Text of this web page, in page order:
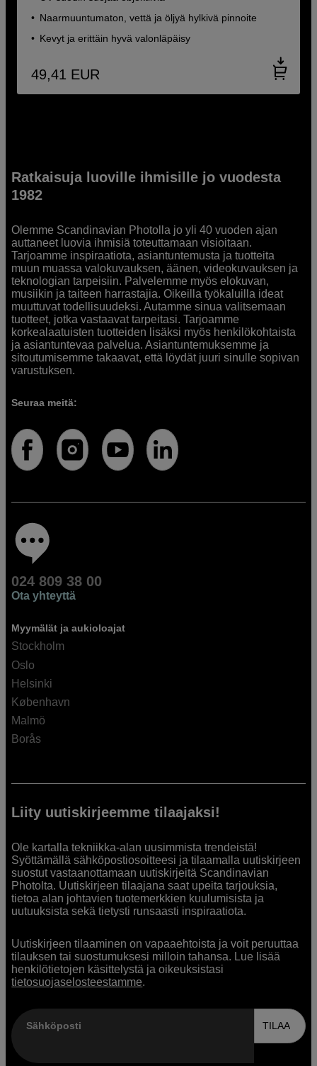
Naarmuuntumaton, vettä ja öljyä hylkivä pinnoite
Kevyt ja erittäin hyvä valonläpäisy
49,41 EUR
Ratkaisuja luoville ihmisille jo vuodesta
1982
Olemme Scandinavian Photolla jo yli 40 vuoden ajan
auttaneet luovia ihmisiä toteuttamaan visioitaan.
Tarjoamme inspiraatiota, asiantuntemusta ja tuotteita
muun muassa valokuvauksen, äänen, videokuvauksen ja
teknologian tarpeisiin. Palvelemme myös elokuvan,
musiikin ja taiteen harrastajia. Oikeilla työkaluilla ideat
muuttuvat todellisuudeksi. Autamme sinua valitsemaan
tuotteet, jotka vastaavat tarpeitasi. Tarjoamme
korkealaatuisten tuotteiden lisäksi myös henkilökohtaista
ja asiantuntevaa palvelua. Asiantuntemuksemme ja
sitoutumisemme takaavat, että löydät juuri sinulle sopivan
varustuksen.
Seuraa meitä:
024 809 38 00
Ota yhteyttä
Myymälät ja aukioloajat
Stockholm
Oslo
Helsinki
København
Malmö
Borås
Liity uutiskirjeemme tilaajaksi!
Ole kartalla tekniikka-alan uusimmista trendeistä!
Syöttämällä sähköpostiosoitteesi ja tilaamalla uutiskirjeen
suostut vastaanottamaan uutiskirjeitä Scandinavian
Photolta. Uutiskirjeen tilaajana saat upeita tarjouksia,
tietoa alan johtavien tuotemerkkien kuulumisista ja
uutuuksista sekä tietysti runsaasti inspiraatiota.
Uutiskirjeen tilaaminen on vapaaehtoista ja voit peruuttaa
tilauksen tai suostumuksesi milloin tahansa. Lue lisää
henkilötietojen käsittelystä ja oikeuksistasi
tietosuojaselosteestamme.
Sähköposti TILAA